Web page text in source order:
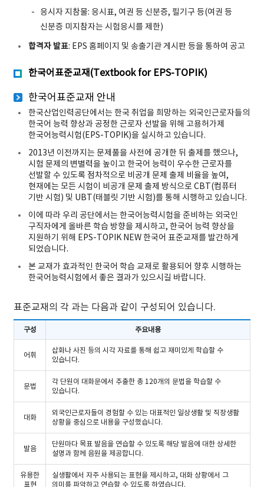
응시자 지참물: 응시표, 여권 등 신분증, 필기구 등(여권 등
신분증 미지참자는 시험응시를 제한)
합격자 발표: EPS 홈페이지 및 송출기관 게시판 등을 통하여 공고
한국어표준교재(Textbook for EPS-TOPIK)
한국어표준교재 안내
한국산업인력공단에서는 한국 취업을 희망하는 외국인근로자들의
한국어 능력 향상과 공정한 근로자 선발을 위해 고용허가제
한국어능력시험(EPS-TOPIK)을 실시하고 있습니다.
2013년 이전까지는 문제풀을 사전에 공개한 뒤 출제를 했으나,
시험 문제의 변별력을 높이고 한국어 능력이 우수한 근로자를
선발할 수 있도록 점차적으로 비공개 문제 출제 비율을 높여,
현재에는 모든 시험이 비공개 문제 출제 방식으로 CBT(컴퓨터
기반 시험) 및 UBT(태블릿 기반 시험)를 통해 시행하고 있습니다.
이에 따라 우리 공단에서는 한국어능력시험을 준비하는 외국인
구직자에게 올바른 학습 방향을 제시하고, 한국어 능력 향상을
지원하기 위해 EPS-TOPIK NEW 한국어 표준교재를 발간하게
되었습니다.
본 교재가 효과적인 한국어 학습 교재로 활용되어 향후 시행하는
한국어능력시험에서 좋은 결과가 있으시길 바랍니다.
표준교재의 각 과는 다음과 같이 구성되어 있습니다.
구성 주요내용
어휘
삽화나 사진 등의 시각 자료를 통해 쉽고 재미있게 학습할 수
있습니다.
문법
각 단원이 대화문에서 추출한 총 120개의 문법을 학습할 수
있습니다.
대화
외국인근로자들이 경험할 수 있는 대표적인 일상생활 및 직장생활
상황을 중심으로 내용을 구성했습니다.
발음
단원마다 목표 발음을 연습할 수 있도록 해당 발음에 대한 상세한
설명과 함께 음원을 제공합니다.
유용한
표현
실생활에서 자주 사용되는 표현을 제시하고, 대화 상황에서 그
의미를 파악하고 연습할 수 있도록 하였습니다.